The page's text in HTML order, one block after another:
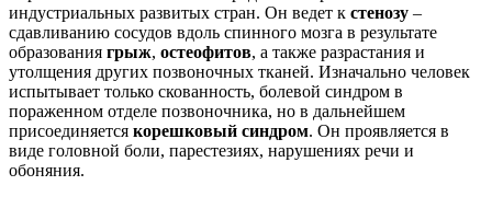
индустриальных развитых стран. Он ведет к стенозу –
сдавливанию сосудов вдоль спинного мозга в результате
образования грыж, остеофитов, а также разрастания и
утолщения других позвоночных тканей. Изначально человек
испытывает только скованность, болевой синдром в
пораженном отделе позвоночника, но в дальнейшем
присоединяется корешковый синдром. Он проявляется в
виде головной боли, парестезиях, нарушениях речи и
обоняния.